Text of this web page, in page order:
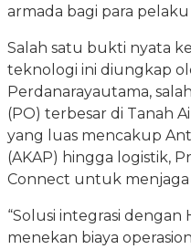
armada bagi para pelaku
Salah satu bukti nyata
teknologi ini diungkap
Perdanarayautama,
(PO) terbesar di Tanah
yang luas mencakup
(AKAP) hingga logistik,
Connect untuk menjaga
“Solusi integrasi
menekan biaya